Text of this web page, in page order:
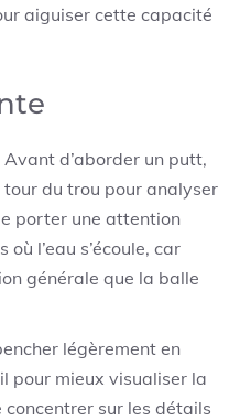
aiguiser cette capacité
Avant d’aborder un putt,
du trou pour analyser
porter une attention
l’eau s’écoule, car
générale que la balle
légèrement en
pour mieux visualiser la
sur les détails